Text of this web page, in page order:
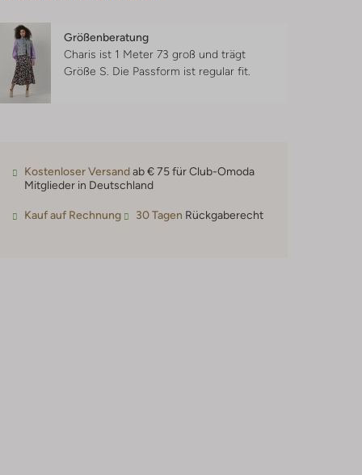
Größenberatung
Charis ist 1 Meter 73 groß und trägt
Größe S. Die Passform ist regular fit
Kostenloser Versandab € 75 für Club-Omoda
Mitglieder in Deutschland
Kauf auf Rechnung 30 Tagen Rückgaberecht